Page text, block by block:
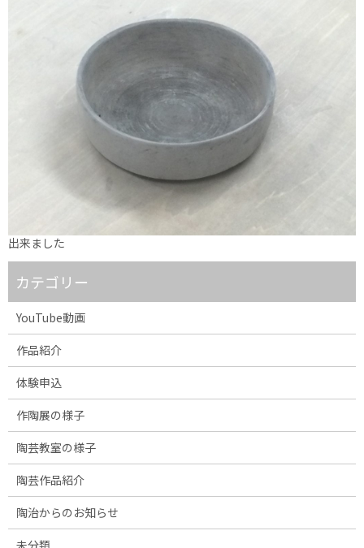
出来ました
カテゴリー
YouTube動画
作品紹介
体験申込
作陶展の様子
陶芸教室の様子
陶芸作品紹介
陶治からのお知らせ
未分類